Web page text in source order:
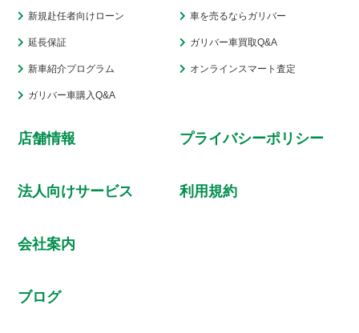
新規赴任者向けローン
延長保証
新車紹介プログラム
ガリバー車購入Q&A
車を売るならガリバー
ガリバー車買取Q&A
オンラインスマート査定
店舗情報
法人向けサービス
会社案内
ブログ
プライバシーポリシー
利用規約